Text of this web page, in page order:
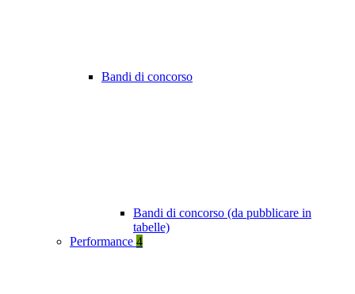
Bandi di concorso
Bandi di concorso (da pubblicare in
tabelle)
Performance 4